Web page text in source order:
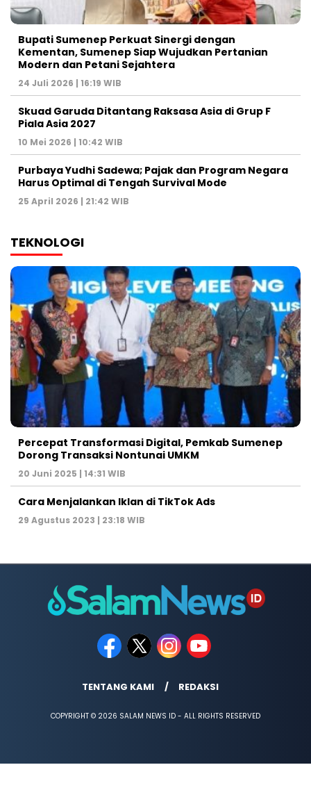
Bupati Sumenep Perkuat Sinergi dengan
Kementan, Sumenep Siap Wujudkan Pertanian
Modern dan Petani Sejahtera
24 Juli 2026 | 16:19 WIB
Skuad Garuda Ditantang Raksasa Asia di Grup F
Piala Asia 2027
10 Mei 2026 | 10:42 WIB
Purbaya Yudhi Sadewa; Pajak dan Program Negara
Harus Optimal di Tengah Survival Mode
25 April 2026 | 21:42 WIB
TEKNOLOGI
Percepat Transformasi Digital, Pemkab Sumenep
Dorong Transaksi Nontunai UMKM
20 Juni 2025 | 14:31 WIB
Cara Menjalankan Iklan di TikTok Ads
29 Agustus 2023 | 23:18 WIB
TENTANG KAMI REDAKSI
COPYRIGHT © 2026 SALAM NEWS ID - ALL RIGHTS RESERVED